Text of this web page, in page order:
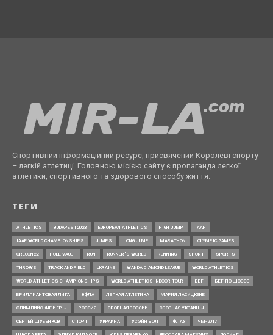
Спортивний інформаційний ресурс, присвячений Королеві спорту
– легкій атлетиці. Головною місією сайту є пропаганда легкої
атлетики, спортивного та здорового способу життя.
ТЕГИ
ATHLETICS BUDAPEST2023 EUROPEAN ATHLETICS HIGH JUMP IAAF
IAAF WORLD CHAMPIONSHIPS JUMPS LONG JUMP MARATHON OLYMPIC GAMES
OREGON22 POLE VAULT RUN RUNNER’S WORLD RUNNING SPORT SPORTS
THROWS TRACK AND FIELD UKRAINE WANDA DIAMOND LEAGUE WORLD ATHLETICS
WORLD ATHLETICS CHAMPIONSHIPS WORLD ATHLETICS INDOOR TOUR БЕГ БЕГ ПО ШОССЕ
БРИЛЛИАНТОВАЯ ЛИГА ВФЛА ЛЕГКАЯ АТЛЕТИКА МАРИЯ ЛАСИЦКЕНЕ
ОЛИМПИЙСКИЕ ИГРЫ РОССИЯ СБОРНАЯ РОССИИ СБОРНАЯ УКРАИНЫ
СЕРГЕЙ ШУБЕНКОВ СПОРТ УКРАИНА УСЭЙН БОЛТ ФЛАУ ЧМ-2017